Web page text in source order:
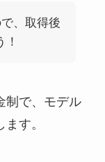
、取得後
制で、モデル
す。